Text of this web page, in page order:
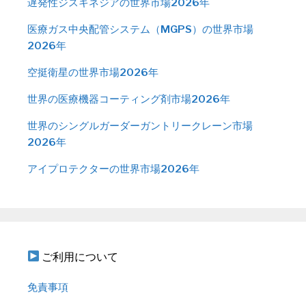
医療ガス中央配管システム（MGPS）の世界市場
2026年
空挺衛星の世界市場2026年
世界の医療機器コーティング剤市場2026年
世界のシングルガーダーガントリークレーン市場
2026年
アイプロテクターの世界市場2026年
ご利用について
免責事項